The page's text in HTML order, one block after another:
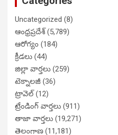
Uncategorized (8)
ఆంధ్రప్రదేశ్(5,789)
ఆరోగ్యం (184)
క్రీడలు (44)
జిల్లా వార్తలు (259)
టెక్నాలజీ (36)
ట్రావెల్(12)
ట్రేండింగ్ వార్తలు (911)
తాజా వార్తలు (19,271)
తెలంగాణ (11,181)